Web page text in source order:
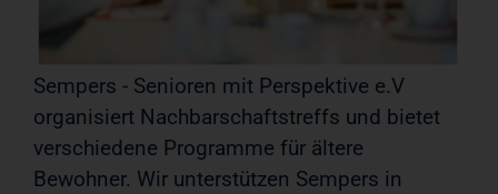
Sempers - Senioren mit Perspektive e.V
organisiert Nachbarschaftstreffs und bietet
verschiedene Programme für ältere
Bewohner. Wir unterstützen Sempers in